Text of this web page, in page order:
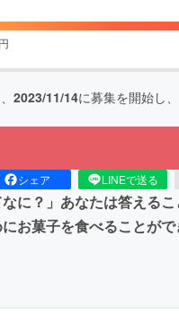
円
2023/11/14に募集を開始し、
シェア LINEで送る
なに？」あなたは答える
お菓子を食べることが